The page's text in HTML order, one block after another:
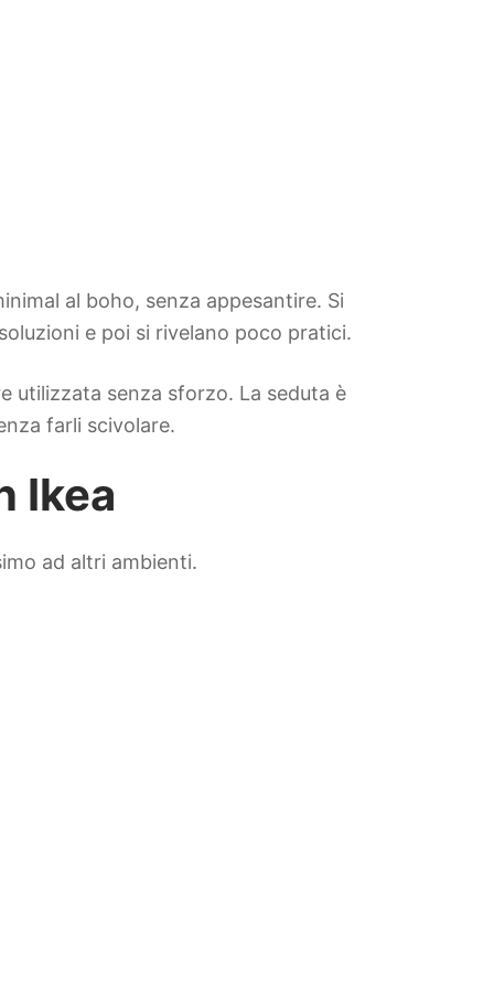
al boho, senza appesantire. Si
e poi si rivelano poco pratici.
utilizzata senza sforzo. La seduta è
farli scivolare.
Ikea
ad altri ambienti.